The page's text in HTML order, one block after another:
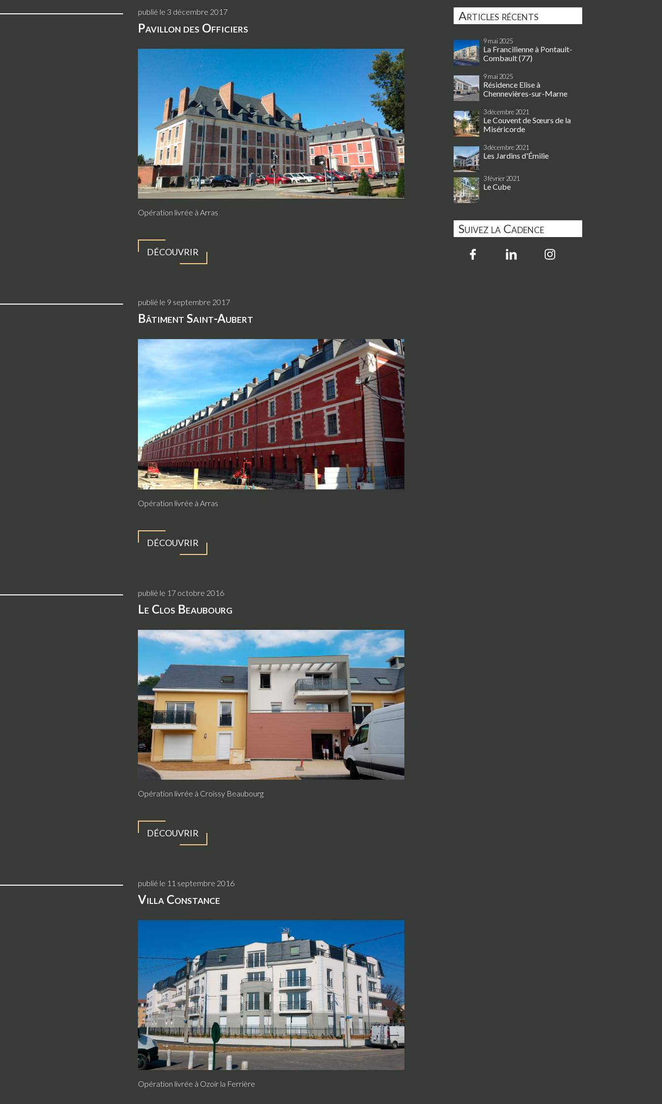
use
publié le 3 décembre 2017
Pavillon des Officiers
Opération livrée à Arras
DÉCOUVRIR
publié le 9 septembre 2017
Bâtiment Saint-Aubert
Opération livrée à Arras
DÉCOUVRIR
publié le 17 octobre 2016
Le Clos Beaubourg
Opération livrée à Croissy Beaubourg
DÉCOUVRIR
publié le 11 septembre 2016
Villa Constance
Opération livrée à Ozoir la Ferrière
Articles récents
9 mai 2025
La Francilienne à Pontault-
Combault (77)
9 mai 2025
Résidence Elise à
Chennevières-sur-Marne
3 décembre 2021
Le Couvent de Sœurs de la
Miséricorde
3 décembre 2021
Les Jardins d'Émilie
3 février 2021
Le Cube
Suivez la Cadence